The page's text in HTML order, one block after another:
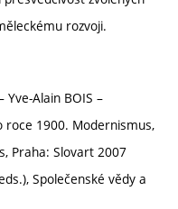
rozvoji.
Yve-Alain BOIS –
roce 1900. Modernismus,
Praha: Slovart 2007
Společenské vědy a